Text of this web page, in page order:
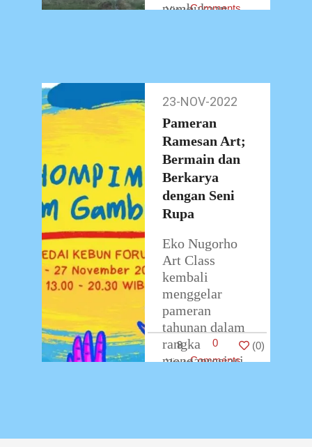
pembukaan
Gambreng.
Pembukaan
yang dihadiri
oleh orang tua
…
Comments
23-
Nov-
2022
23-NOV-2022
Pameran
Ramesan Art;
Bermain dan
Berkarya
dengan Seni
Rupa
Eko Nugorho
Art Class
kembali
menggelar
pameran
tahunan dalam
rangka
mengapresiasi
8
0
Comments
(0)